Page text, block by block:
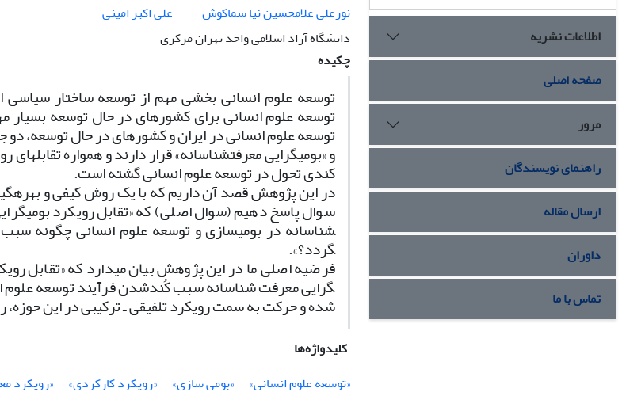
نورعلی غلامحسین نیا سماکوش
علی اکبر امینی
دانشگاه آزاد اسلامی واحد تهران مرکزی
چکیده
توسعه علوم انسانی بخشی مهم از توسعه ساختار
توسعه علوم انسانی برای کشورهای در حال توسعه
توسعه علوم انسانی در ایران و کشورهای در حال توسعه، دو
و «بومی­گرایی معرفت­شناسانه» قرار دارند و همواره
کندی تحول در توسعه علوم انسانی گشته است.
در این پژوهش قصد آن داریم که با یک روش کیفی و
سوال پاسخ دهیم (سوال اصلی) که «تقابل رویکرد
شناسانه در بومی­سازی و توسعه علوم انسانی چگونه سبب
گردد؟».
فرضیه اصلی ما در این پژوهش بیان می­دارد که «تقابل
گرایی معرفت شناسانه سبب کُندشدن فرآیند توسعه علوم
شده و حرکت به سمت رویکرد تلفیقی ـ ترکیبی در این
کلیدواژه‌ها
«توسعه علوم انسانی»
«بومی سازی» «رویکرد کارکردی» «رویکرد
اطلاعات نشریه
صفحه اصلی
مرور
راهنمای نویسندگان
ارسال مقاله
داوران
تماس با ما